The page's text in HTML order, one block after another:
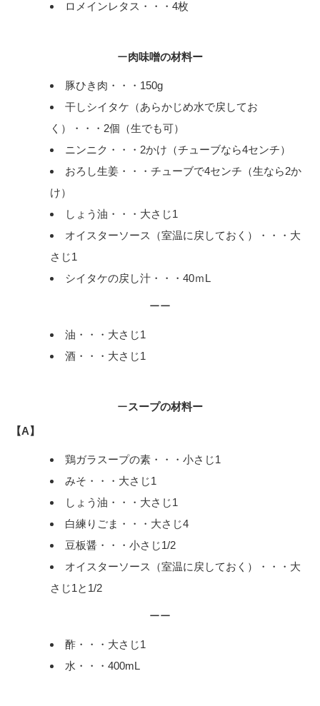
ロメインレタス・・・4枚
ー肉味噌の材料ー
豚ひき肉・・・150g
干しシイタケ（あらかじめ水で戻してお
く）・・・2個（生でも可）
ニンニク・・・2かけ（チューブなら4センチ）
おろし生姜・・・チューブで4センチ（生なら2か
け）
しょう油・・・大さじ1
オイスターソース（室温に戻しておく）・・・大
さじ1
シイタケの戻し汁・・・40ｍL
ーー
油・・・大さじ1
酒・・・大さじ1
ースープの材料ー
【A】
鶏ガラスープの素・・・小さじ1
みそ・・・大さじ1
しょう油・・・大さじ1
白練りごま・・・大さじ4
豆板醤・・・小さじ1/2
オイスターソース（室温に戻しておく）・・・大
さじ1と1/2
ーー
酢・・・大さじ1
水・・・400mL